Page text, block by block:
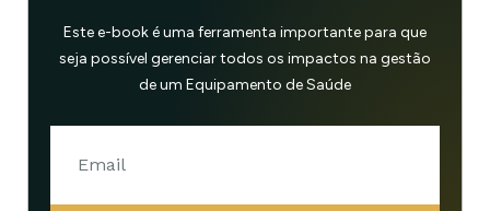
Este e-book é uma ferramenta importante para que
seja possível gerenciar todos os impactos na gestão
de um Equipamento de Saúde